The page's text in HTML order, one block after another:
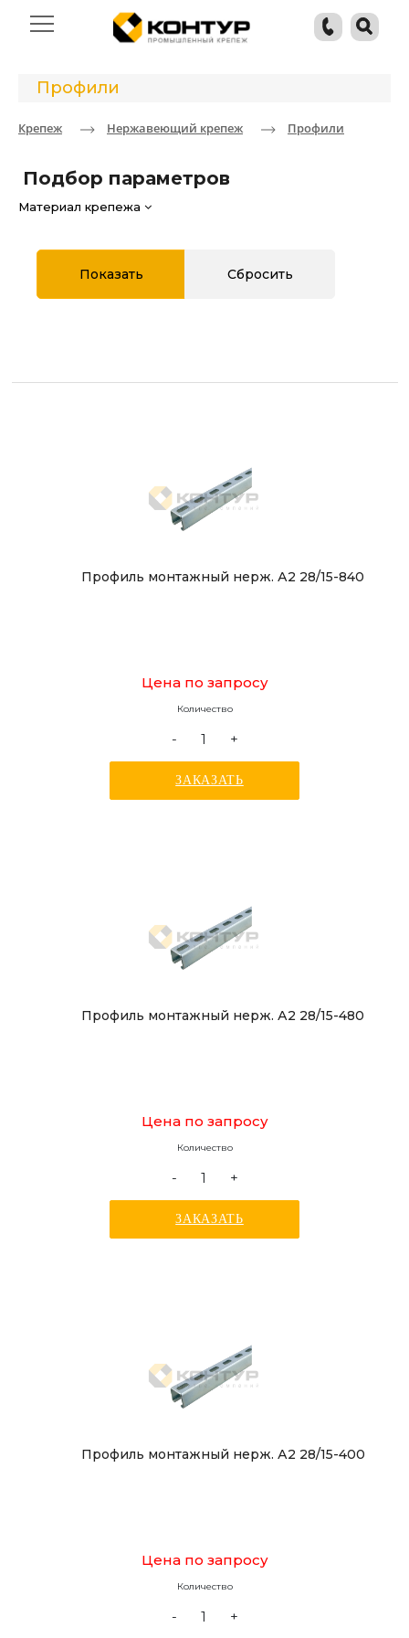
Профили
Крепеж Нержавеющий крепеж Профили
Подбор параметров
Материал крепежа
Профиль монтажный нерж. А2 28/15-840
Цена по запросу
Количество
- +
ЗАКАЗАТЬ
Профиль монтажный нерж. А2 28/15-480
Цена по запросу
Количество
- +
ЗАКАЗАТЬ
Профиль монтажный нерж. А2 28/15-400
Цена по запросу
Количество
- +